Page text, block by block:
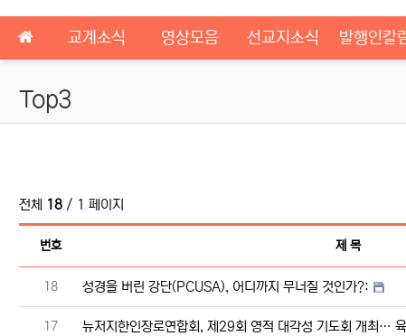
메인 메뉴교계소식 영상모음 선교지소식 발행인칼
Top3
전체 18 / 1 페이지
번호
제 목
번호
18 성경을 버린 강단(PCUSA), 어디까지 무너질 것인가?:
번호
17 뉴저지한인장로연합회, 제29회 영적 대각성 기도회 개최…